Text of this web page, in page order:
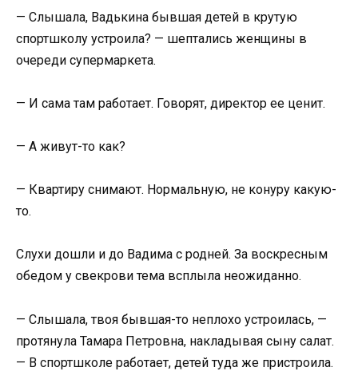
— Слышала, Вадькина бывшая детей в крутую
спортшколу устроила? — шептались женщины в
очереди супермаркета.
— И сама там работает. Говорят, директор ее ценит.
— А живут-то как?
— Квартиру снимают. Нормальную, не конуру какую-
то.
Слухи дошли и до Вадима с родней. За воскресным
обедом у свекрови тема всплыла неожиданно.
— Слышала, твоя бывшая-то неплохо устроилась, —
протянула Тамара Петровна, накладывая сыну салат.
— В спортшколе работает, детей туда же пристроила.